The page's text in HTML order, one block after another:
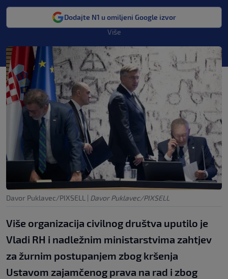
Dodajte N1 u omiljeni Google izvor
Više
Davor Puklavec/PIXSELL | Davor Puklavec/PIXSELL
Više organizacija civilnog društva uputilo je
Vladi RH i nadležnim ministarstvima zahtjev
za žurnim postupanjem zbog kršenja
Ustavom zajamčenog prava na rad i zbog